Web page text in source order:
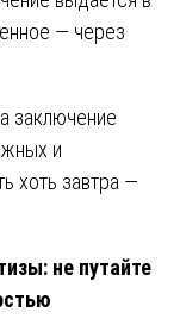
— через
заключение
и
хоть завтра —
не путайте